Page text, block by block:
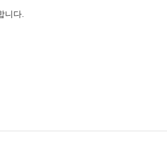
니다.